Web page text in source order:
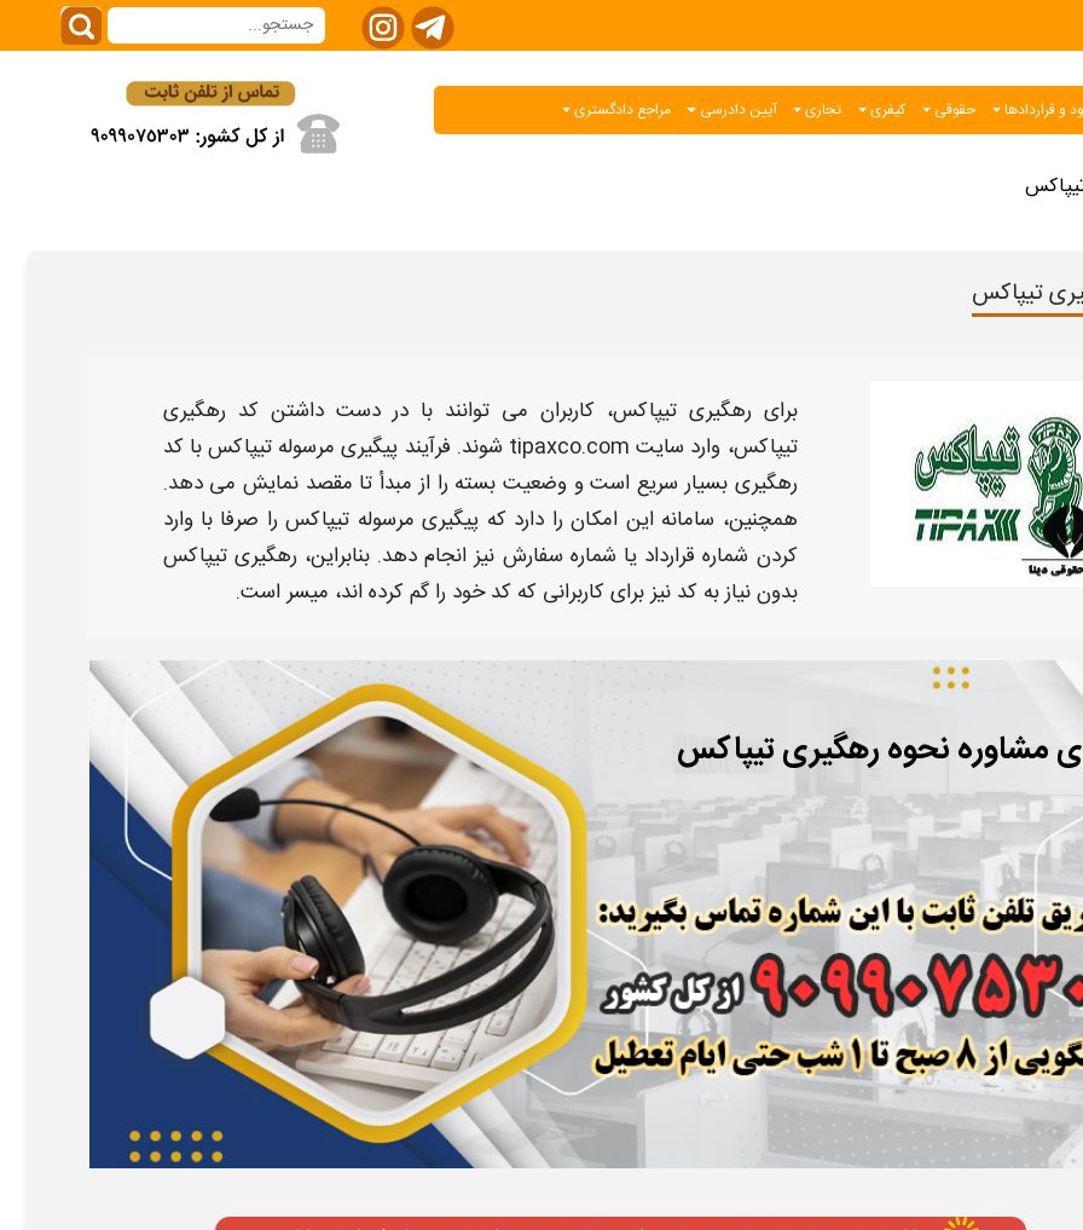
و قراردادها حقوقی کیفری تجاری آیین دادرسی مراجع دادگستری
تیپاکس
برای رهگیری تیپاکس، کاربران می توانند با در دست داشتن کد رهگیری
تیپاکس، وارد سایت tipaxco.com شوند. فرآیند پیگیری مرسوله تیپاکس با کد
رهگیری بسیار سریع است و وضعیت بسته را از مبدأ تا مقصد نمایش می دهد.
همچنین، سامانه این امکان را دارد که پیگیری مرسوله تیپاکسرا صرفا با وارد
کردن شماره قرارداد یا شماره سفارش نیز انجام دهد. بنابراین، رهگیری تیپاکس
بدون نیاز به کدنیز برای کاربرانی که کدخود را گم کرده اند، میسر است.
مشاوره نحوه رهگیری تیپاکس